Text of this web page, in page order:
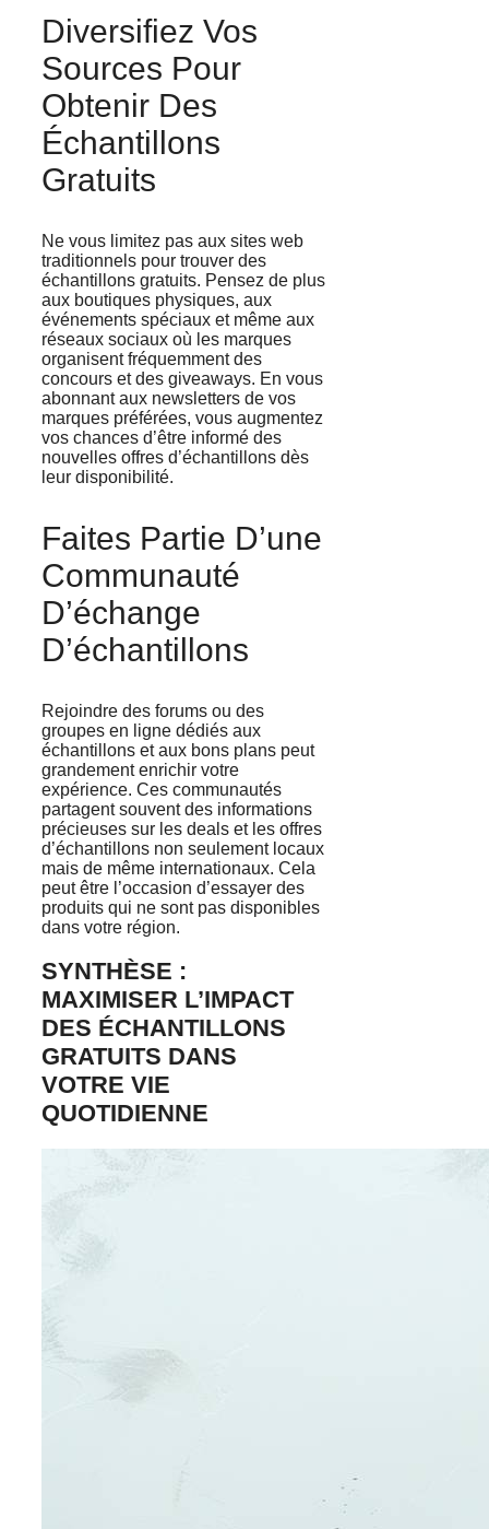
Diversifiez Vos
Sources Pour
Obtenir Des
Échantillons
Gratuits
Ne vous limitez pas aux sites web
traditionnels pour trouver des
échantillons gratuits. Pensez de plus
aux boutiques physiques, aux
événements spéciaux et même aux
réseaux sociaux où les marques
organisent fréquemment des
concours et des giveaways. En vous
abonnant aux newsletters de vos
marques préférées, vous augmentez
vos chances d’être informé des
nouvelles offres d’échantillons dès
leur disponibilité.
Faites Partie D’une
Communauté
D’échange
D’échantillons
Rejoindre des forums ou des
groupes en ligne dédiés aux
échantillons et aux bons plans peut
grandement enrichir votre
expérience. Ces communautés
partagent souvent des informations
précieuses sur les deals et les offres
d’échantillons non seulement locaux
mais de même internationaux. Cela
peut être l’occasion d’essayer des
produits qui ne sont pas disponibles
dans votre région.
SYNTHÈSE :
MAXIMISER L’IMPACT
DES ÉCHANTILLONS
GRATUITS DANS
VOTRE VIE
QUOTIDIENNE